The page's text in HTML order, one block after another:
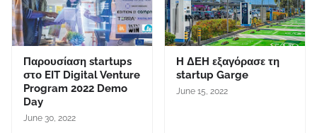
Παρουσίαση startups
στο EIT Digital Venture
Program 2022 Demo
Day
June 30, 2022
Η ΔΕΗ εξαγόρασε τη
startup Garge
June 15, 2022